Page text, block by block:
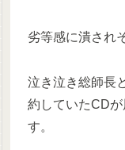
劣等感に潰され
泣き泣き総師長
約していたCD
す。